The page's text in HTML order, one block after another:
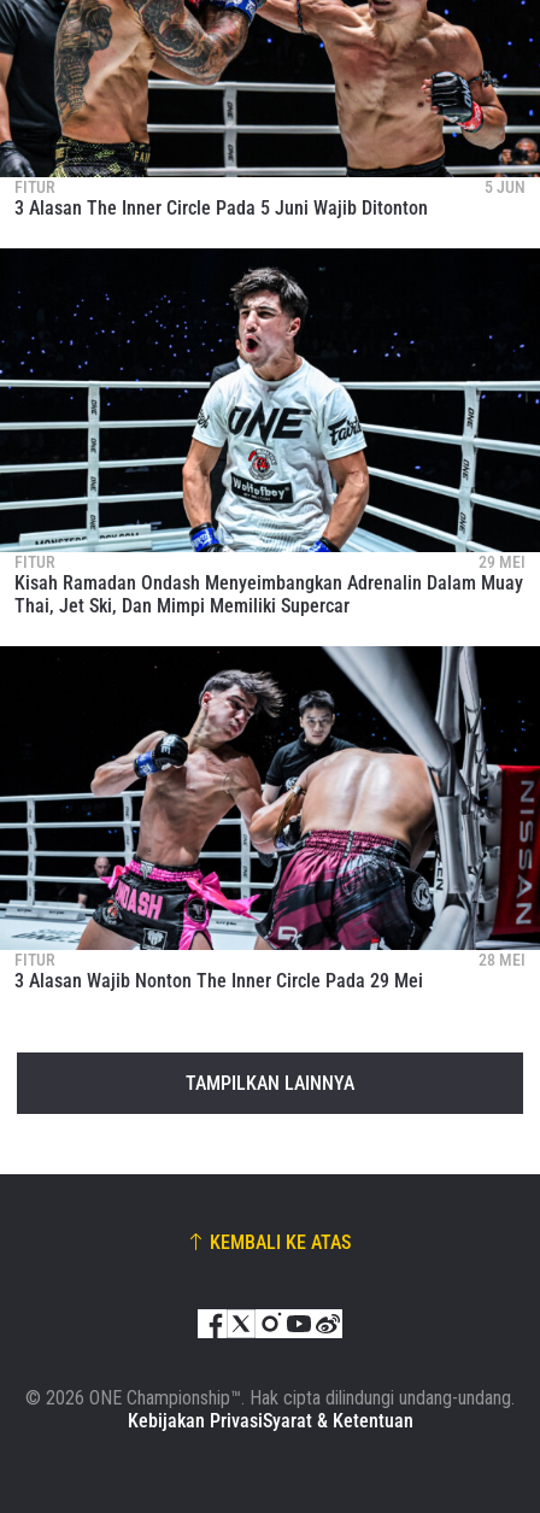
FITUR 5 JUN
3 Alasan The Inner Circle Pada 5 Juni Wajib Ditonton
FITUR 29 MEI
Kisah Ramadan Ondash Menyeimbangkan Adrenalin Dalam Muay
Thai, Jet Ski, Dan Mimpi Memiliki Supercar
FITUR 28 MEI
3 Alasan Wajib Nonton The Inner Circle Pada 29 Mei
TAMPILKAN LAINNYA
KEMBALI KE ATAS
© 2026 ONE Championship™. Hak cipta dilindungi undang-undang.
Kebijakan PrivasiSyarat & Ketentuan